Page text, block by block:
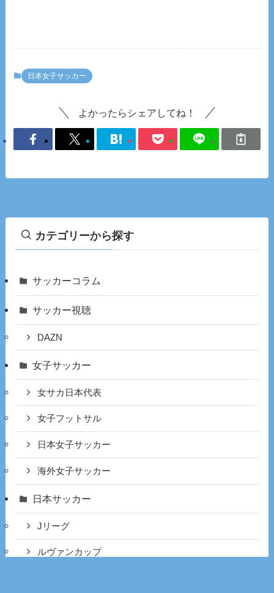
日本女子サッカー
よかったらシェアしてね！
カテゴリーから探す
サッカーコラム
サッカー視聴
DAZN
女子サッカー
女サカ日本代表
女子フットサル
日本女子サッカー
海外女子サッカー
日本サッカー
Jリーグ
ルヴァンカップ